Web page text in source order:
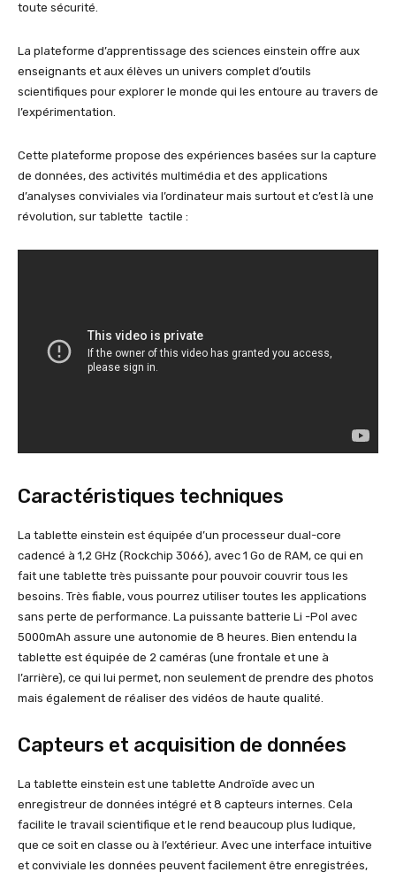
toute sécurité.
La plateforme d’apprentissage des sciences einstein offre aux
enseignants et aux élèves un univers complet d’outils
scientifiques pour explorer le monde qui les entoure au travers de
l’expérimentation.
Cette plateforme propose des expériences basées sur la capture
de données, des activités multimédia et des applications
d’analyses conviviales via l’ordinateur mais surtout et c’est là une
révolution, sur tablette tactile :
Caractéristiques techniques
La tablette einstein est équipée d’un processeur dual-core
cadencé à 1,2 GHz (Rockchip 3066), avec 1 Go de RAM, ce qui en
fait une tablette très puissante pour pouvoir couvrir tous les
besoins. Très fiable, vous pourrez utiliser toutes les applications
sans perte de performance. La puissante batterie Li -Pol avec
5000mAh assure une autonomie de 8 heures. Bien entendu la
tablette est équipée de 2 caméras (une frontale et une à
l’arrière), ce qui lui permet, non seulement de prendre des photos
mais également de réaliser des vidéos de haute qualité.
Capteurs et acquisition de données
La tablette einstein est une tablette Androïde avec un
enregistreur de données intégré et 8 capteurs internes. Cela
facilite le travail scientifique et le rend beaucoup plus ludique,
que ce soit en classe ou à l’extérieur. Avec une interface intuitive
et conviviale les données peuvent facilement être enregistrées,